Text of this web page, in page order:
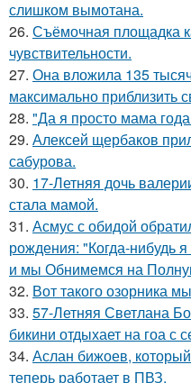
слишком вымотана.
26. Съёмочная площадка
чувствительности.
27. Она вложила 135
максимально приблизить
28. "Да я просто мама
29. Алексей щербаков
сабурова.
30. 17-Летняя дочь
стала мамой.
31. Асмус с обидой
рождения: "Когда-нибудь
и мы Обнимемся на
32. Вот такого озорника
33. 57-Летняя Светлана
бикини отдыхает на гоа с
34. Аслан бижоев,
теперь работает в ПВЗ.